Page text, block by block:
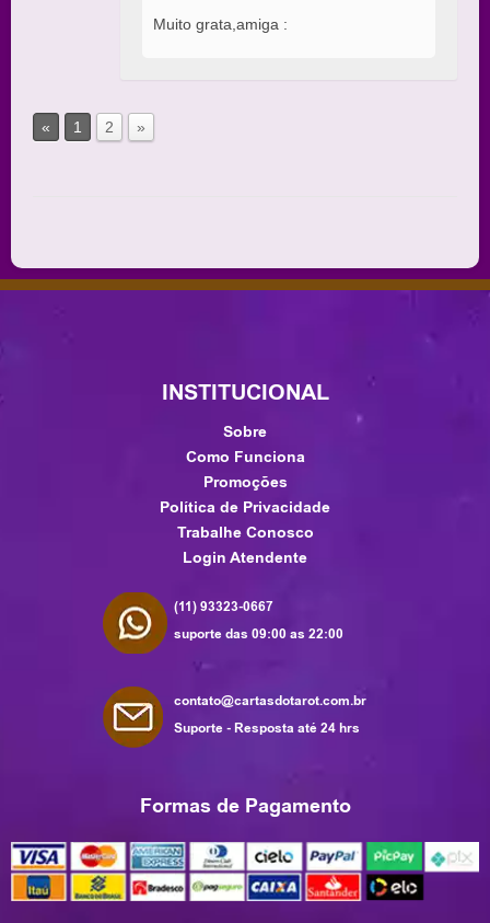
Muito grata,amiga :
« 1 2 »
INSTITUCIONAL
Sobre
Como Funciona
Promoções
Política de Privacidade
Trabalhe Conosco
Login Atendente
(11) 93323-0667
suporte das 09:00 as 22:00
contato@cartasdotarot.com.br
Suporte - Resposta até 24 hrs
Formas de Pagamento